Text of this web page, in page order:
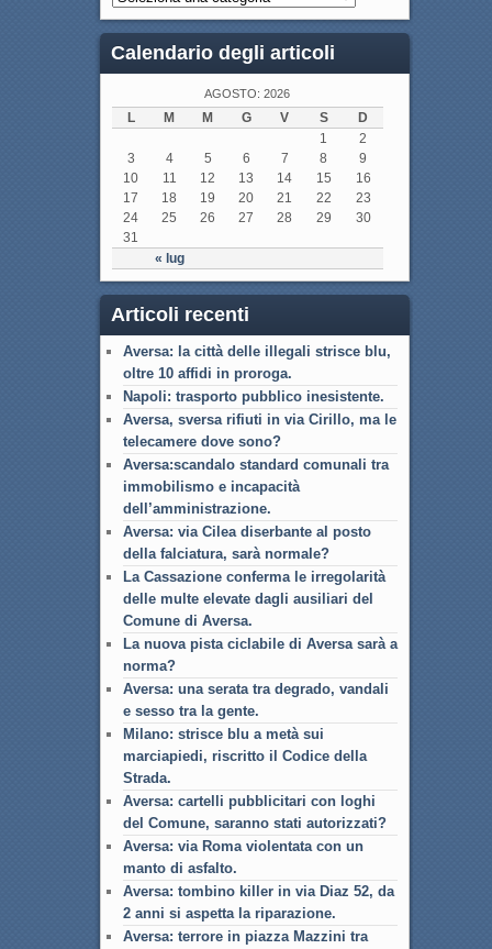
Calendario degli articoli
AGOSTO: 2026
L M M G V S D
« lug
1
2
3
4 5 6 7 8
9
10
11 12 13 14 15
16
17
18 19 20 21 22
23
24
25 26 27 28 29
30
31
Articoli recenti
Aversa: la città delle illegali strisce blu,
oltre 10 affidi in proroga.
Napoli: trasporto pubblico inesistente.
Aversa, sversa rifiuti in via Cirillo, ma le
telecamere dove sono?
Aversa:scandalo standard comunali tra
immobilismo e incapacità
dell’amministrazione.
Aversa: via Cilea diserbante al posto
della falciatura, sarà normale?
La Cassazione conferma le irregolarità
delle multe elevate dagli ausiliari del
Comune di Aversa.
La nuova pista ciclabile di Aversa sarà a
norma?
Aversa: una serata tra degrado, vandali
e sesso tra la gente.
Milano: strisce blu a metà sui
marciapiedi, riscritto il Codice della
Strada.
Aversa: cartelli pubblicitari con loghi
del Comune, saranno stati autorizzati?
Aversa: via Roma violentata con un
manto di asfalto.
Aversa: tombino killer in via Diaz 52, da
2 anni si aspetta la riparazione.
Aversa: terrore in piazza Mazzini tra